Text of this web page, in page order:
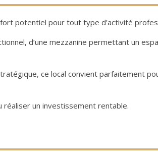
potentiel pour tout type d’activité
d’une mezzanine permettant un
ce local convient parfaitement
un investissement rentable.